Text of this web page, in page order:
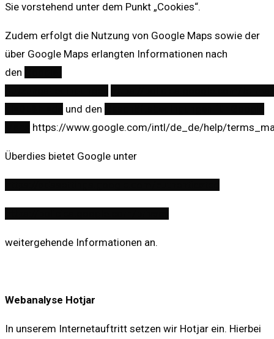
Sie vorstehend unter dem Punkt „Cookies“.
Zudem erfolgt die Nutzung von Google Maps sowie der
über Google Maps erlangten Informationen nach
den
und den
https://www.google.com/intl/de_de/help/
Überdies bietet Google unter
weitergehende Informationen an.
Webanalyse Hotjar
In unserem Internetauftritt setzen wir Hotjar ein. Hierbei